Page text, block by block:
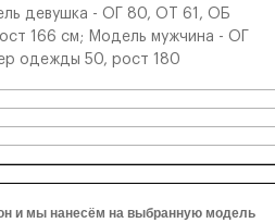
девушка - ОГ 80, ОТ 61, ОБ
166 см; Модель мужчина - ОГ
одежды 50, рост 180
и мы нанесём на выбранную модель